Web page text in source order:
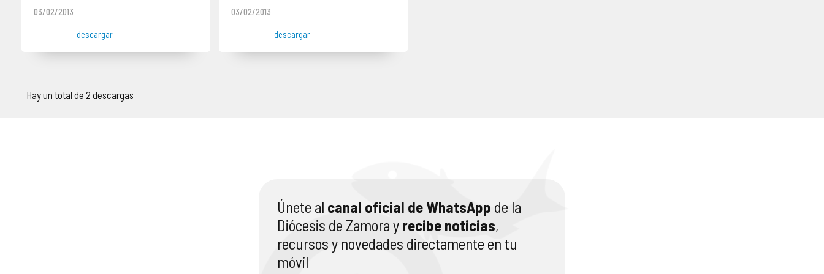
03/02/2013
descargar
03/02/2013
descargar
Hay un total de 2 descargas
Únete al canal oficial de WhatsApp de la
Diócesis de Zamora y recibe noticias,
recursos y novedades directamente en tu
móvil